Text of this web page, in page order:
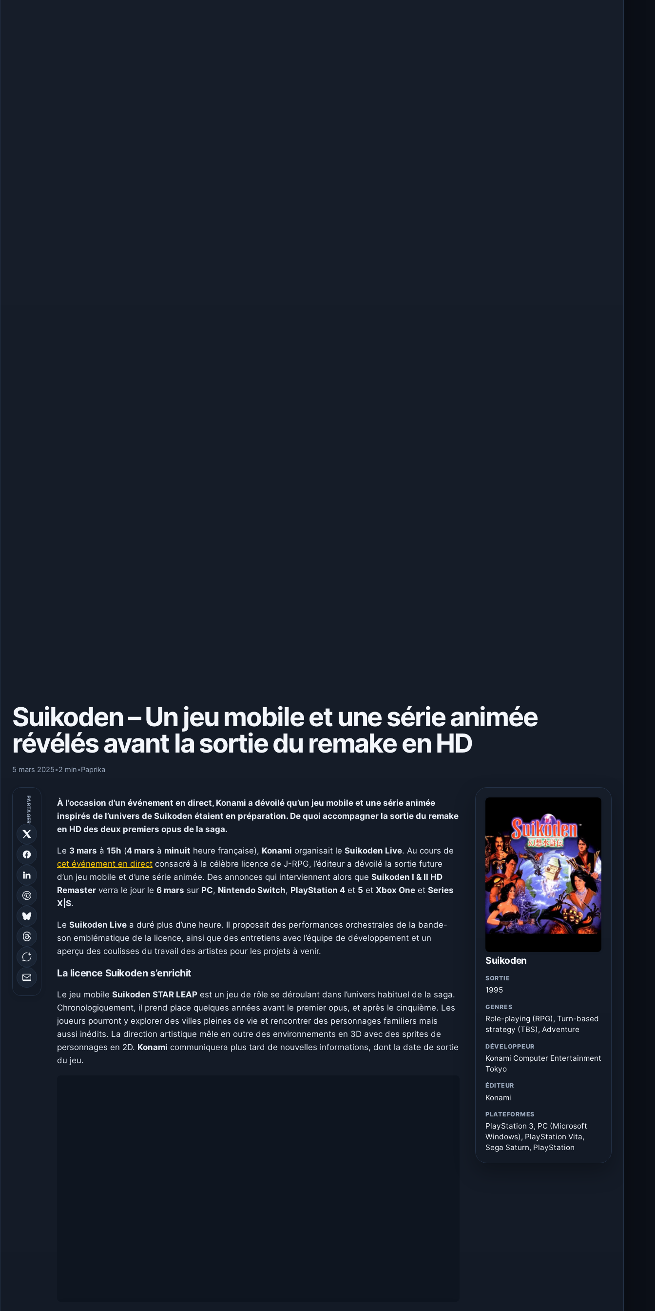
Suikoden – Un jeu mobile et une série animée
révélés avant la sortie du remake en HD
5 mars 2025•2 min•Paprika
PARTAGER
À l’occasion d’un événement en direct, Konami a dévoilé qu’un jeu mobile et une série animée
inspirés de l’univers de Suikoden étaient en préparation. De quoi accompagner la sortie du remake
en HD des deux premiers opus de la saga.
Le 3 mars à 15h (4 mars à minuit heure française), Konami organisait le Suikoden Live. Au cours de
cet événement en direct consacré à la célèbre licence de J-RPG, l’éditeur a dévoilé la sortie future
d’un jeu mobile et d’une série animée. Des annonces qui interviennent alors que Suikoden I & II HD
Remaster verra le jour le 6 mars sur PC, Nintendo Switch, PlayStation 4 et 5 et Xbox One et Series
X|S.
Le Suikoden Live a duré plus d’une heure. Il proposait des performances orchestrales de la bande-
son emblématique de la licence, ainsi que des entretiens avec l’équipe de développement et un
aperçu des coulisses du travail des artistes pour les projets à venir.
La licence Suikoden s’enrichit
Le jeu mobile Suikoden STAR LEAP est un jeu de rôle se déroulant dans l’univers habituel de la saga.
Chronologiquement, il prend place quelques années avant le premier opus, et après le cinquième. Les
joueurs pourront y explorer des villes pleines de vie et rencontrer des personnages familiers mais
aussi inédits. La direction artistique mêle en outre des environnements en 3D avec des sprites de
personnages en 2D. Konami communiquera plus tard de nouvelles informations, dont la date de sortie
du jeu.
Suikoden
SORTIE
1995
GENRES
Role-playing (RPG), Turn-based
strategy (TBS), Adventure
DÉVELOPPEUR
Konami Computer Entertainment
Tokyo
ÉDITEUR
Konami
PLATEFORMES
PlayStation 3, PC (Microsoft
Windows), PlayStation Vita,
Sega Saturn, PlayStation